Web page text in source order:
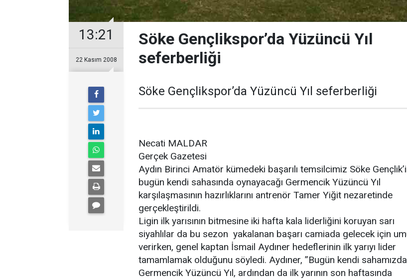
13:21
22 Kasım 2008
Söke Gençlikspor’da Yüzüncü Yıl
seferberliği
Söke Gençlikspor’da Yüzüncü Yıl seferberliği
Necati MALDAR
Gerçek Gazetesi
Aydın Birinci Amatör kümedeki başarılı temsilcimiz Söke
bugün kendi sahasında oynayacağı Germencik Yüzüncü Yıl
karşılaşmasının hazırlıklarını antrenör Tamer Yiğit nezaretinde
gerçekleştirildi.
Ligin ilk yarısının bitmesine iki hafta kala liderliğini koruyan sarı
siyahlılar da bu sezon yakalanan başarı camiada gelecek için
verirken, genel kaptan İsmail Aydıner hedeflerinin ilk yarıyı lider
tamamlamak olduğunu söyledi. Aydıner, ”Bugün kendi sahamızda
Germencik Yüzüncü Yıl, ardından da ilk yarının son haftasında